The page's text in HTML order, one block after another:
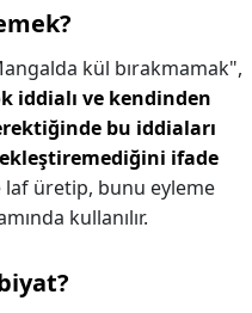
kül bırakmamak",
iddialı ve kendinden
bu iddiaları
ifade
laf üretip, bunu eyleme
kullanılır.